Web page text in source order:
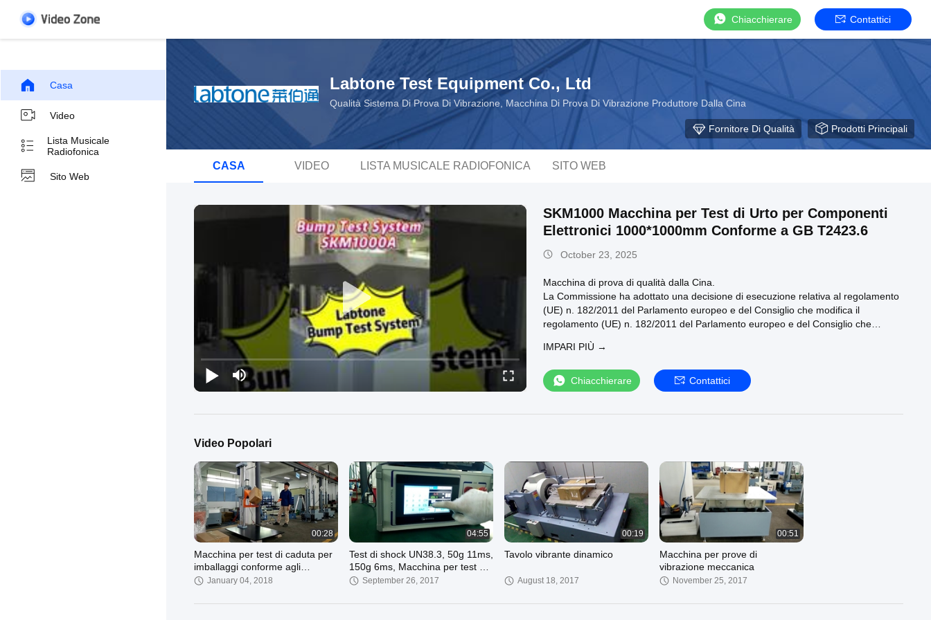
Chiacchierare Contattici
Casa
Video
Lista Musicale
Radiofonica
Sito Web
Labtone Test Equipment Co., Ltd
Qualità Sistema Di Prova Di Vibrazione, Macchina Di Prova Di Vibrazione Produttore Dalla Cina
Fornitore Di Qualità Prodotti Principali
CASA VIDEO LISTA MUSICALE RADIOFONICA SITO WEB
SKM1000 Macchina per Test di Urto per Componenti
Elettronici 1000*1000mm Conforme a GB T2423.6
October 23, 2025
Macchina di prova di qualità dalla Cina.
La Commissione ha adottato una decisione di esecuzione relativa al regolamento
(UE) n. 182/2011 del Parlamento europeo e del Consiglio che modifica il
regolamento (UE) n. 182/2011 del Parlamento europeo e del Consiglio che
della tutela dei consumatori.
Possiamo fornire:
Sistema di prova delle vibrazioni:https://www.vibrationtestmachine.com/supplier-
electrodynamic_vibration_shaker-162865.html
Benvenuti nel nostro sito ufficiale:https://www.vibrationtestmachine.com
IMPARI PIÙ →
Chiacchierare Contattici
Video Popolari
00:28
Macchina per test di caduta per
imballaggi conforme agli
standard di test ISTA, ASTM
January 04, 2018
04:55
Test di shock UN38.3, 50g 11ms,
150g 6ms, Macchina per test di
shock meccanico
September 26, 2017
00:19
Tavolo vibrante dinamico
August 18, 2017
00:51
Macchina per prove di
vibrazione meccanica
November 25, 2017